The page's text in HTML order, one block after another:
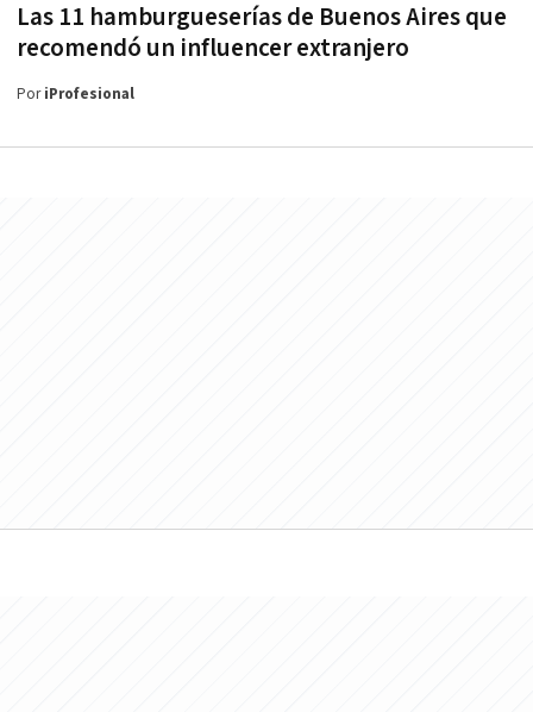
Las 11 hamburgueserías de Buenos Aires que
recomendó un influencer extranjero
PoriProfesional